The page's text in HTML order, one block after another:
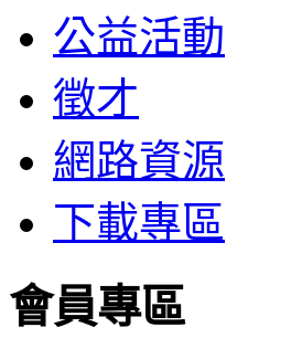
公益活動
徵才
網路資源
下載專區
會員專區